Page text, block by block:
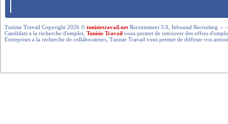
Tunisie Travail Copyright 2026 ©tunisietravail.net Recrutement 3.0, Inbound Recruiting .-
Candidats a la recherche d'emploi,Tunisie Travail vous permet de retrouver des offres
Entreprises a la recherche de collaborateurs, Tunisie Travail vous permet de diffuser vos